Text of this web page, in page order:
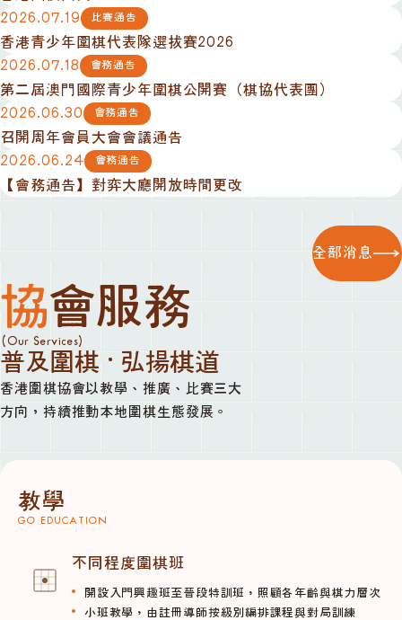
2026.07.19
比賽通告
香港青少年圍棋代表隊選拔賽2026
2026.07.18
會務通告
第二屆澳門國際青少年圍棋公開賽（棋協代表團）
2026.06.30
會務通告
召開周年會員大會會議通告
2026.06.24
會務通告
【會務通告】對弈大廳開放時間更改
全部消息
協會服務
(Our Services)
普及圍棋 · 弘揚棋道
香港圍棋協會以教學、推廣、比賽三大
方向，持續推動本地圍棋生態發展。
教學
GO EDUCATION
不同程度圍棋班
開設入門興趣班至晉段特訓班，照顧各年齡與棋力層次
小班教學，由註冊導師按級別編排課程與對局訓練